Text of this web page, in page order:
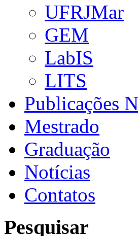
UFRJMar
GEM
LabIS
LITS
Publicações
Mestrado
Graduação
Notícias
Contatos
Pesquisar